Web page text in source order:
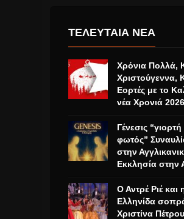
ΤΕΛΕΥΤΑΙΑ ΝΕΑ
Χρόνια Πολλά,
Χριστούγεννα,
Εορτές με το
νέα Χρονιά
Γένεσις “γιορτή
φωτός”
στην
Εκκλησία στην
Ο Αντρέ Ριέ και
Ελληνίδα
Χριστίνα Πέτρου